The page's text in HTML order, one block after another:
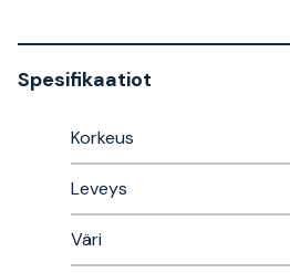
Spesifikaatiot
Korkeus
Leveys
Väri